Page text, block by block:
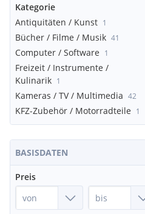
Kategorie
Antiquitäten / Kunst 1
Bücher / Filme / Musik 41
Computer / Software 1
Freizeit / Instrumente /
Kulinarik 1
Kameras / TV / Multimedia 42
KFZ-Zubehör / Motorradteile 1
BASISDATEN
Preis